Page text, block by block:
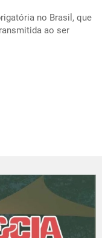
no Brasil, que
ao ser